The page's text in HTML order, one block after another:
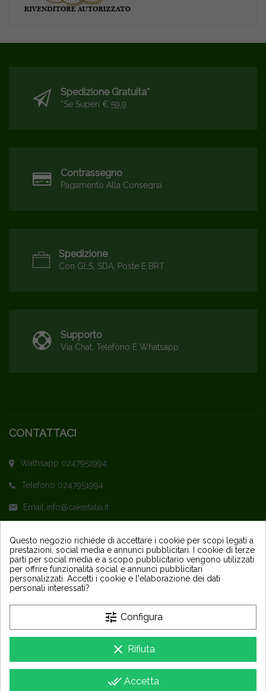
Spedizione Gratuita*
*se Superi € 59,9
Contrassegno
Pagamento Alla Consegna
Spedizione
Con GLS, SDA, Poste E BRT
Supporto
Via Chat, Telefono E Whatsapp
CONTATTACI
Wathsapp 0247951994
Telefono 0247951994
Email info@cakeitalia.it
dalle ore 9,30 alle 14 e dalle 15 alle 18
LA NOSTRA AZIENDA
Questo negozio richiede di accettare i cookie per scopi legati a
prestazioni, social media e annunci pubblicitari. I cookie di terze
parti per social media e a scopo pubblicitario vengono utilizzati
per offrire funzionalità social e annunci pubblicitari
personalizzati. Accetti i cookie e l'elaborazione dei dati
personali interessati?
tune Configura
clear Rifiuta
done_all Accetta